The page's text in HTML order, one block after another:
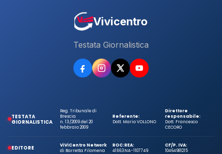
Vivicentro
Testata Giornalistica
TESTATA
GIORNALISTICA
Reg. Tribunale di
Brescia
n. 13/2009 del 20
febbraio 2009
Referente:
Dott. Mario VOLLONO
Direttore
responsabile:
Dott. Francesco
CECORO
EDITORE
ViViCentro Network
di Barretta Filomena
ROC:
41663
REA:
NA-1107749
CF/P. IVA:
10464981215